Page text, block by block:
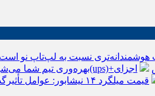
هوشمندانه‌تری نسبت به لپ‌تاپ نو
بهره‌وری تیم شما
اجزای
قیمت میلگرد ۱۴ نیشابور: عوامل تأثیرگذار و پیش‌بینی وضعیت بازار